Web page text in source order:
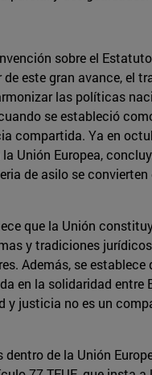
sobre el
de este gran avance, el
las políticas
se estableció
Ya en
Unión Europea,
de asilo se
que la Unión
y tradiciones
Además, se establece
en la solidaridad entre
y justicia no es un
de la Unión